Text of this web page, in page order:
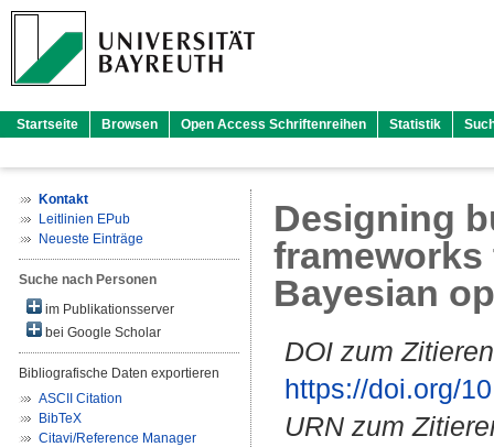
Startseite Browsen Open Access Schriftenreihen Statistik
Kontakt
Leitlinien EPub
Neueste Einträge
Suche nach Personen
im Publikationsserver
bei Google Scholar
Bibliografische Daten exportieren
ASCII Citation
BibTeX
Citavi/Reference Manager
Designing
Bayesian
DOI zum
https://doi.org/
URN zum